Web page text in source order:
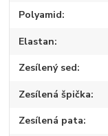
Polyamid
Elastan
Zesílený sed
Zesílená špička
Zesílená pata